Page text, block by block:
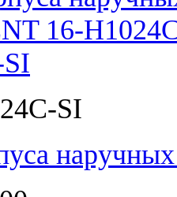
SI